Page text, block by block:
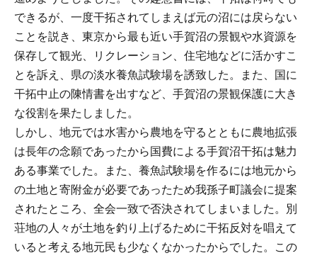
できるが、一度干拓されてしまえば元の沼には戻らない
ことを説き、東京から最も近い手賀沼の景観や水資源を
保存して観光、リクレーション、住宅地などに活かすこ
とを訴え、県の淡水養魚試験場を誘致した。また、国に
干拓中止の陳情書を出すなど、手賀沼の景観保護に大き
な役割を果たしました。
しかし、地元では水害から農地を守るとともに農地拡張
は長年の念願であったから国費による手賀沼干拓は魅力
ある事業でした。また、養魚試験場を作るには地元から
の土地と寄附金が必要であったため我孫子町議会に提案
されたところ、全会一致で否決されてしまいました。別
荘地の人々が土地を釣り上げるために干拓反対を唱えて
いると考える地元民も少なくなかったからでした。この